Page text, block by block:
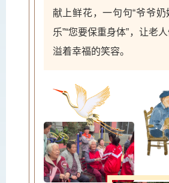
献上鲜花，一句句“爷爷奶
乐”“您要保重身体”，让老
溢着幸福的笑容。